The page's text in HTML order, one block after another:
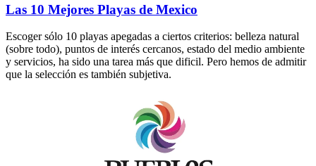
Las 10 Mejores Playas de Mexico
Escoger sólo 10 playas apegadas a ciertos criterios: belleza natural
(sobre todo), puntos de interés cercanos, estado del medio ambiente
y servicios, ha sido una tarea más que dificil. Pero hemos de admitir
que la selección es también subjetiva.